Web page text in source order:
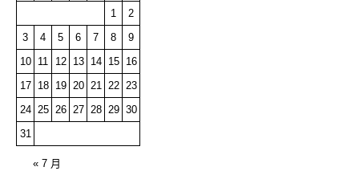
1
2
3
4 5 6 7 8
9
10
11 12 13 14 15
16
17
18 19 20 21 22
23
24
25 26 27 28 29 30
31
« 7 月